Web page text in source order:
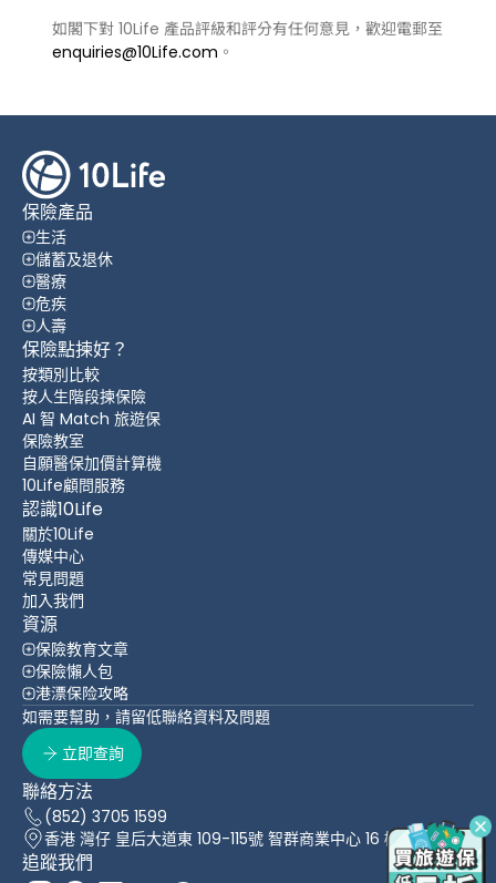
如閣下對 10Life 產品評級和評分有任何意見，歡迎電郵至
enquiries@10Life.com 。
保險產品
生活
儲蓄及退休
醫療
危疾
人壽
保險點揀好？
按類別比較
按人生階段揀保險
AI 智 Match 旅遊保
保險教室
自願醫保加價計算機
10Life顧問服務
認識10Life
關於10Life
傳媒中心
常見問題
加入我們
資源
保險教育文章
保險懶人包
港漂保险攻略
如需要幫助，請留低聯絡資料及問題
立即查詢
聯絡方法
(852) 3705 1599
香港 灣仔 皇后大道東 109-115號 智群商業中心 16 樓
追蹤我們